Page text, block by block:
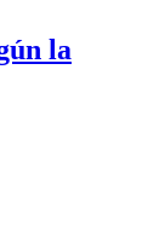
la